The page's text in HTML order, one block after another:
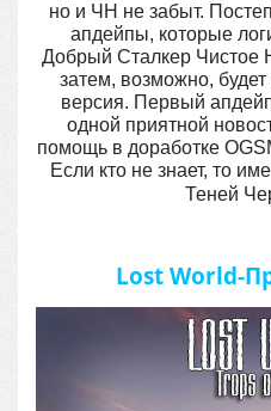
но и ЧН не забыт.
апдейпы, которые
Добрый Сталкер Чистое
затем, возможно,
версия. Первый
одной приятной
помощь в доработке
Если кто не знает, то
Теней
Lost World-